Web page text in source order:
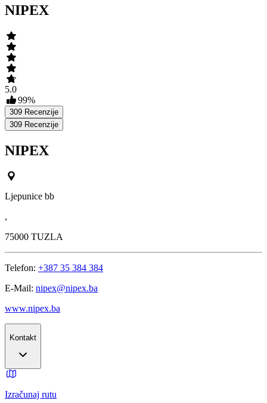
NIPEX
5.0
99%
309 Recenzije
309 Recenzije
NIPEX
Ljepunice bb
,
75000 TUZLA
Telefon: +387 35 384 384
E-Mail: nipex@nipex.ba
www.nipex.ba
Kontakt
Izračunaj rutu